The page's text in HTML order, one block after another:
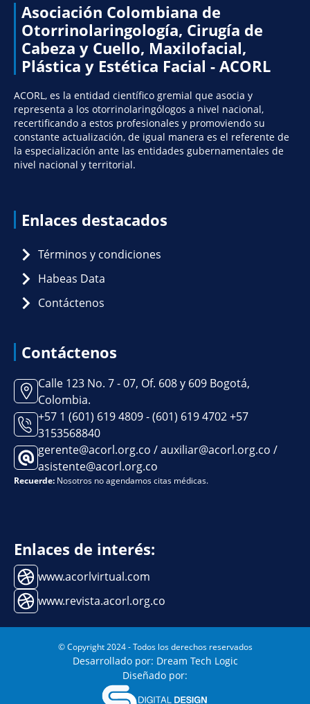
Asociación Colombiana de
Otorrinolaringología, Cirugía de
Cabeza y Cuello, Maxilofacial,
Plástica y Estética Facial - ACORL
ACORL, es la entidad científico gremial que asocia y
representa a los otorrinolaringólogos a nivel nacional,
recertificando a estos profesionales y promoviendo su
constante actualización, de igual manera es el referente de
la especialización ante las entidades gubernamentales de
nivel nacional y territorial.
Enlaces destacados
Términos y condiciones
Habeas Data
Contáctenos
Contáctenos
Calle 123 No. 7 - 07, Of. 608 y 609 Bogotá,
Colombia.
+57 1 (601) 619 4809 - (601) 619 4702 +57
3153568840
gerente@acorl.org.co / auxiliar@acorl.org.co /
asistente@acorl.org.co
Recuerde: Nosotros no agendamos citas médicas.
Enlaces de interés:
www.acorlvirtual.com
www.revista.acorl.org.co
© Copyright 2024 - Todos los derechos reservados
Desarrollado por: Dream Tech Logic
Diseñado por: